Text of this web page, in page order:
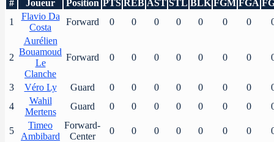
# Joueur Position PTS REB AST STL BLK FGM FGA
1
Flavio Da
Costa
Forward 0 0 0 0 0 0 0
2
Aurélien
Bouamoud
Le
Clanche
Forward 0 0 0 0 0 0 0
3 Véro Ly Guard 0 0 0 0 0 0 0
4
Wahil
Mertens
Guard 0 0 0 0 0 0 0
5
Timeo
Ambibard
Forward-
Center
0 0 0 0 0 0 0